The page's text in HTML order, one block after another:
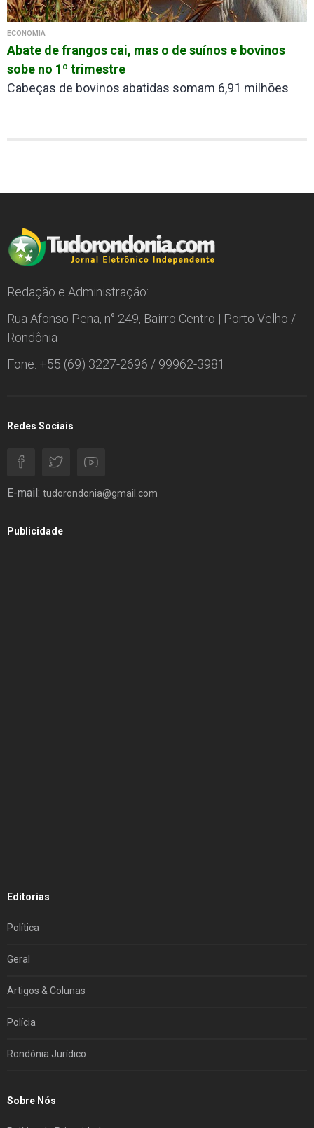
ECONOMIA
Abate de frangos cai, mas o de suínos e bovinos
sobe no 1º trimestre
Cabeças de bovinos abatidas somam 6,91 milhões
Redação e Administração:
Rua Afonso Pena, n° 249, Bairro Centro | Porto Velho /
Rondônia
Fone: +55 (69) 3227-2696 / 99962-3981
Redes Sociais
E-mail: tudorondonia@gmail.com
Publicidade
Editorias
Política
Geral
Artigos & Colunas
Polícia
Rondônia Jurídico
Sobre Nós